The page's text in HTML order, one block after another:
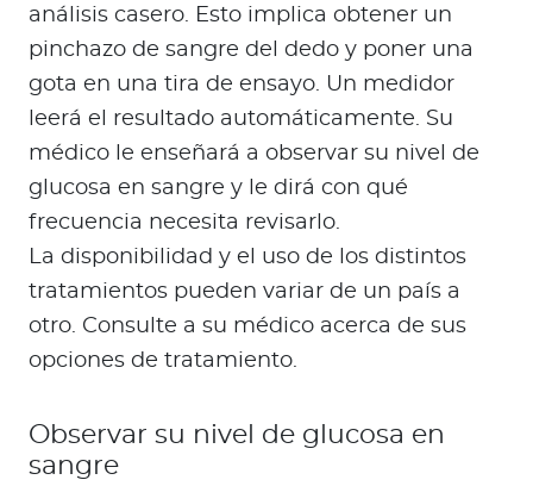
análisis casero. Esto implica obtener un
pinchazo de sangre del dedo y poner una
gota en una tira de ensayo. Un medidor
leerá el resultado automáticamente. Su
médico le enseñará a observar su nivel de
glucosa en sangre y le dirá con qué
frecuencia necesita revisarlo.
La disponibilidad y el uso de los distintos
tratamientos pueden variar de un país a
otro. Consulte a su médico acerca de sus
opciones de tratamiento.
Observar su nivel de glucosa en
sangre